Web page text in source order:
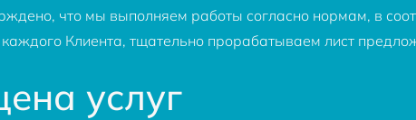
что мы выполняем работы согласно нормам, в
Клиента, тщательно прорабатываем лист
услуг